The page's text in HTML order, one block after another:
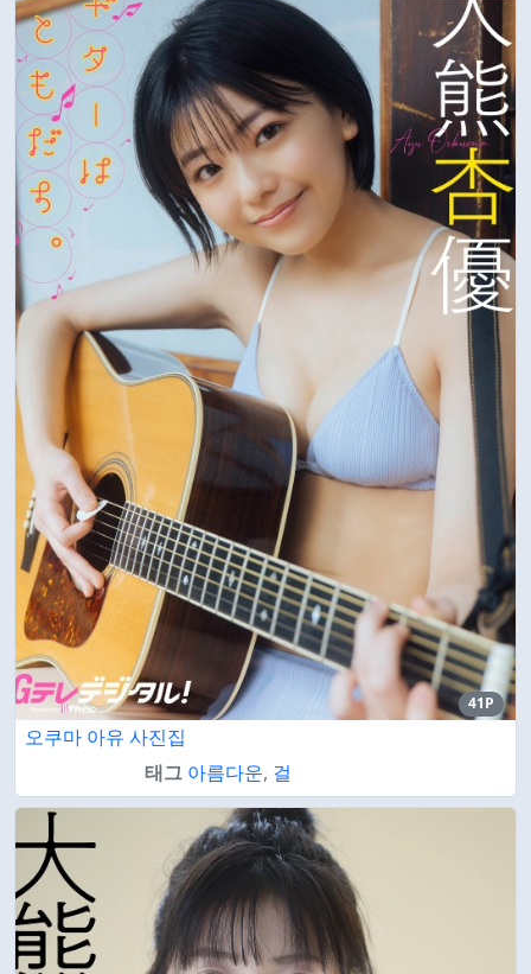
41P
오쿠마 아유 사진집
태그 아름다운, 걸